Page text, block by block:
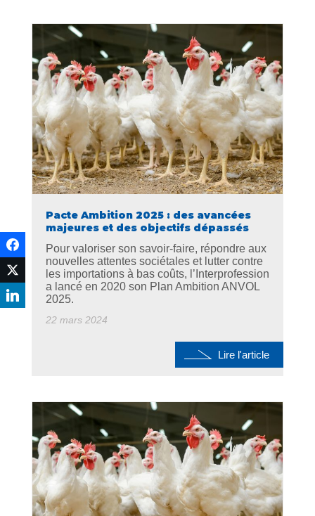
Pacte Ambition 2025 : des avancées
majeures et des objectifs dépassés
Pour valoriser son savoir-faire, répondre aux
nouvelles attentes sociétales et lutter contre
les importations à bas coûts, l’Interprofession
a lancé en 2020 son Plan Ambition ANVOL
2025.
22 mars 2024
Lire l'article